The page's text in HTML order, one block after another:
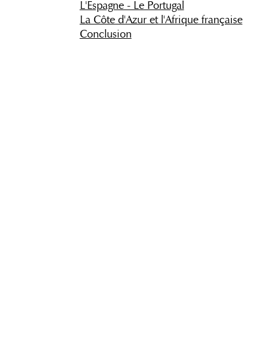
L'Espagne - Le Portugal
La Côte d'Azur et l'Afrique française
Conclusion